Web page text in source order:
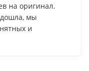
на оригинал.
мы
и